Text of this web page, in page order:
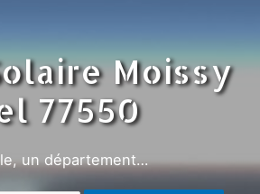
Moissy
77550
un département…